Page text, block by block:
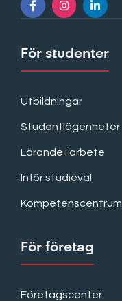
För studenter
Utbildningar
Studentlägenheter
Lärande i arbete
Inför studieval
Kompetenscentrum
För företag
Företagscenter